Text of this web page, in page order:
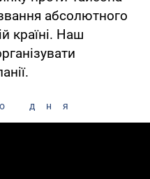
абсолютного
країні. Наш
дня